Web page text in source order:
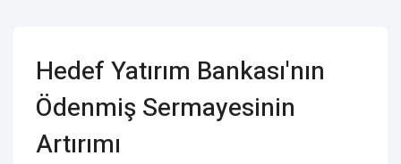
Hedef Yatırım Bankası'nın
Ödenmiş Sermayesinin
Artırımı